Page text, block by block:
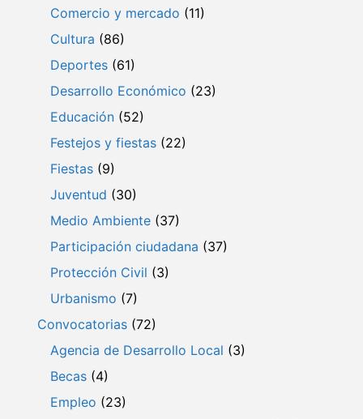
Comercio y mercado (11)
Cultura (86)
Deportes (61)
Desarrollo Económico (23)
Educación (52)
Festejos y fiestas (22)
Fiestas (9)
Juventud (30)
Medio Ambiente (37)
Participación ciudadana (37)
Protección Civil (3)
Urbanismo (7)
Convocatorias (72)
Agencia de Desarrollo Local (3)
Becas (4)
Empleo (23)